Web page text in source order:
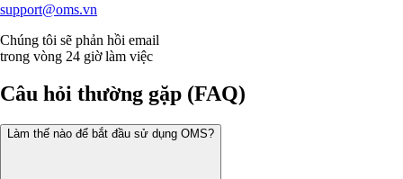
support@oms.vn
Chúng tôi sẽ phản hồi email
trong vòng 24 giờ làm việc
Câu hỏi thường gặp (FAQ)
Làm thế nào để bắt đầu sử dụng OMS?